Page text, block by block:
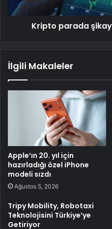
Kripto parada
İlgili Makaleler
Apple’ın 20. yıl için
hazırladığı özel iPhone
modeli sızdı
Ağustos 5, 2026
Tripy Mobility, Robotaxi
Teknolojisini Türkiye’ye
Getiriyor